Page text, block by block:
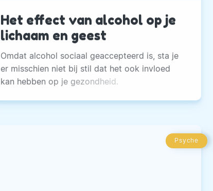
Het effect van alcohol op je
lichaam en geest
Omdat alcohol sociaal geaccepteerd is, sta je
er misschien niet bij stil dat het ook invloed
kan hebben op je gezondheid.
Psyche